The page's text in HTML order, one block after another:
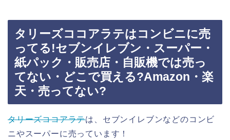
タリーズココアラテはコンビニに売
ってる!セブンイレブン・スーパー・
紙パック・販売店・自販機では売っ
てない・どこで買える?Amazon・楽
天・売ってない?
タリーズココアラテは、セブンイレブンなどのコンビ
ニやスーパーに売っています！